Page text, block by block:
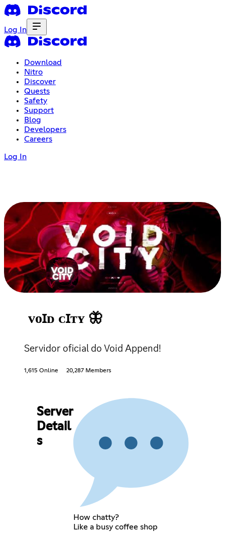
Log In
Download
Nitro
Discover
Quests
Safety
Support
Blog
Developers
Careers
Log In
ᴠᴏꞮᴅ ᴄꞮᴛʏ 🦋
Servidor oficial do Void Append!
1,615 Online 20,287 Members
Server
Detail
s
How chatty?
Like a busy coffee shop